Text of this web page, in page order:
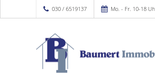
030 / 6519137 Mo. - Fr. 10-18